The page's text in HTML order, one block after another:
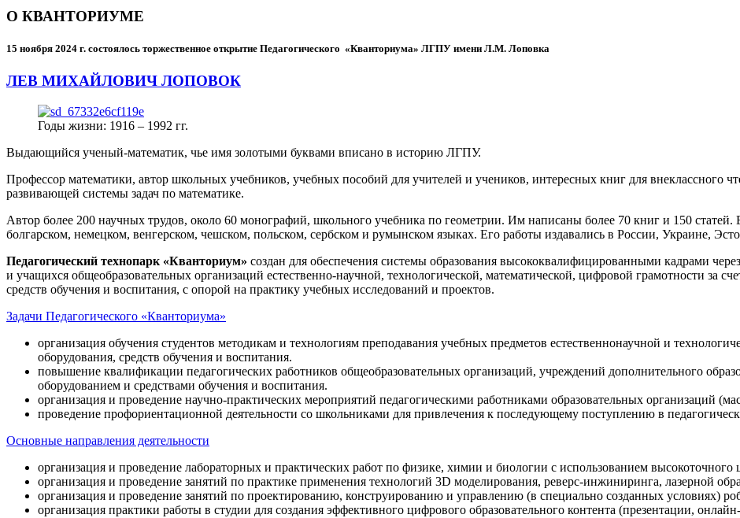
О КВАНТОРИУМЕ
15 ноября 2024 г. состоялось торжественное открытие Педагогического «Кванториума» ЛГПУ имени Л.М. Лоповка
ЛЕВ МИХАЙЛОВИЧ ЛОПОВОК
Годы жизни: 1916 – 1992 гг.
Выдающийся ученый-математик, чье имя золотыми буквами вписано в историю ЛГПУ.
Профессор математики, автор школьных учебников, учебных пособий для учителей и учеников, интересных книг для внеклассного
развивающей системы задач по математике.
Автор более 200 научных трудов, около 60 монографий, школьного учебника по геометрии. Им написаны более 70 книг и 150 статей.
болгарском, немецком, венгерском, чешском, польском, сербском и румынском языках. Его работы издавались в России, Украине,
Педагогический технопарк «Кванториум» создан для обеспечения системы образования высококвалифицированными кадрами
и учащихся общеобразовательных организаций естественно-научной, технологической, математической, цифровой грамотности за
средств обучения и воспитания, с опорой на практику учебных исследований и проектов.
Задачи Педагогического «Кванториума»
организация обучения студентов методикам и технологиям преподавания учебных предметов естественнонаучной и
оборудования, средств обучения и воспитания.
повышение квалификации педагогических работников общеобразовательных организаций, учреждений дополнительного
оборудованием и средствами обучения и воспитания.
организация и проведение научно-практических мероприятий педагогическими работниками образовательных организаций
проведение профориентационной деятельности со школьниками для привлечения к последующему поступлению в
Основные направления деятельности
организация и проведение лабораторных и практических работ по физике, химии и биологии с использованием высокоточного
организация и проведение занятий по практике применения технологий 3D моделирования, реверс-инжиниринга, лазерной
организация и проведение занятий по проектированию, конструированию и управлению (в специально созданных условиях)
организация практики работы в студии для создания эффективного цифрового образовательного контента (презентации,